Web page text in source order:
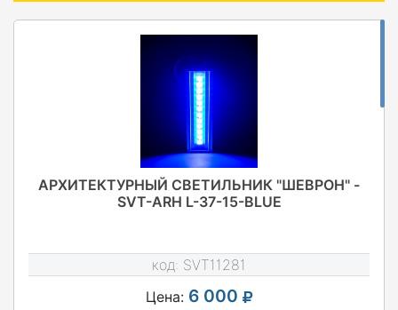
АРХИТЕКТУРНЫЙ СВЕТИЛЬНИК "ШЕВРОН" -
SVT-ARH L-37-15-BLUE
код: SVT11281
Цена: 6 000